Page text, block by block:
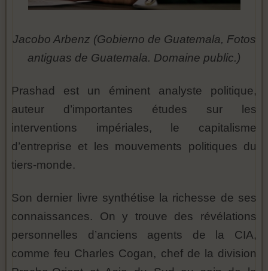
Jacobo Arbenz (Gobierno de Guatemala, Fotos
antiguas de Guatemala. Domaine public.)
Prashad est un éminent analyste politique,
auteur d’importantes études sur les
interventions impériales, le capitalisme
d’entreprise et les mouvements politiques du
tiers-monde.
Son dernier livre synthétise la richesse de ses
connaissances. On y trouve des révélations
personnelles d’anciens agents de la CIA,
comme feu Charles Cogan, chef de la division